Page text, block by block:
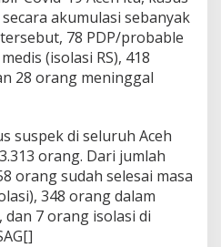
akumulasi sebanyak
78 PDP/probable
(isolasi RS), 418
28 orang meninggal
suspek di seluruh Aceh
orang. Dari jumlah
orang sudah selesai masa
348 orang dalam
7 orang isolasi di